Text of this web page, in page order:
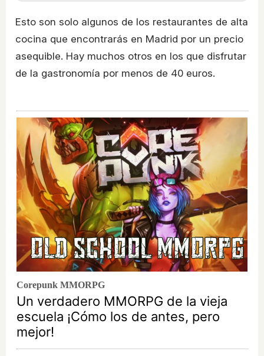
Esto son solo algunos de los restaurantes de alta
cocina que encontrarás en Madrid por un precio
asequible. Hay muchos otros en los que disfrutar
de la gastronomía por menos de 40 euros.
Corepunk MMORPG
Un verdadero MMORPG de la vieja
escuela ¡Cómo los de antes, pero
mejor!